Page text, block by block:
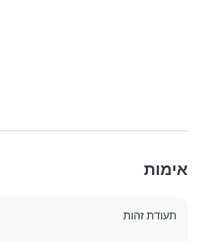
אימות
תעודת זהות